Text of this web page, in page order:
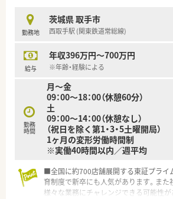
■全社での平均残業時間は月8時間程度
の時間も大切にできます。
■有給休暇の取得率は80%と高く、急な
勤務地
茨城県 取手市
西取手駅 (関東鉄道常総線)
給与
年収396万円～700万円
※年齢・経験による
勤務
時間
月～金
09：00～18：00（休憩60分）
土
09：00～14：00（休憩なし）
（祝日を除く第1・3・5土曜開局）
1ヶ月の変形労働時間制
※実働40時間以内／週平均
■全国に約700店舗展開する東証プライ
育制度で新卒にも人気があります。また
様々な業務にチャレンジできる可能性